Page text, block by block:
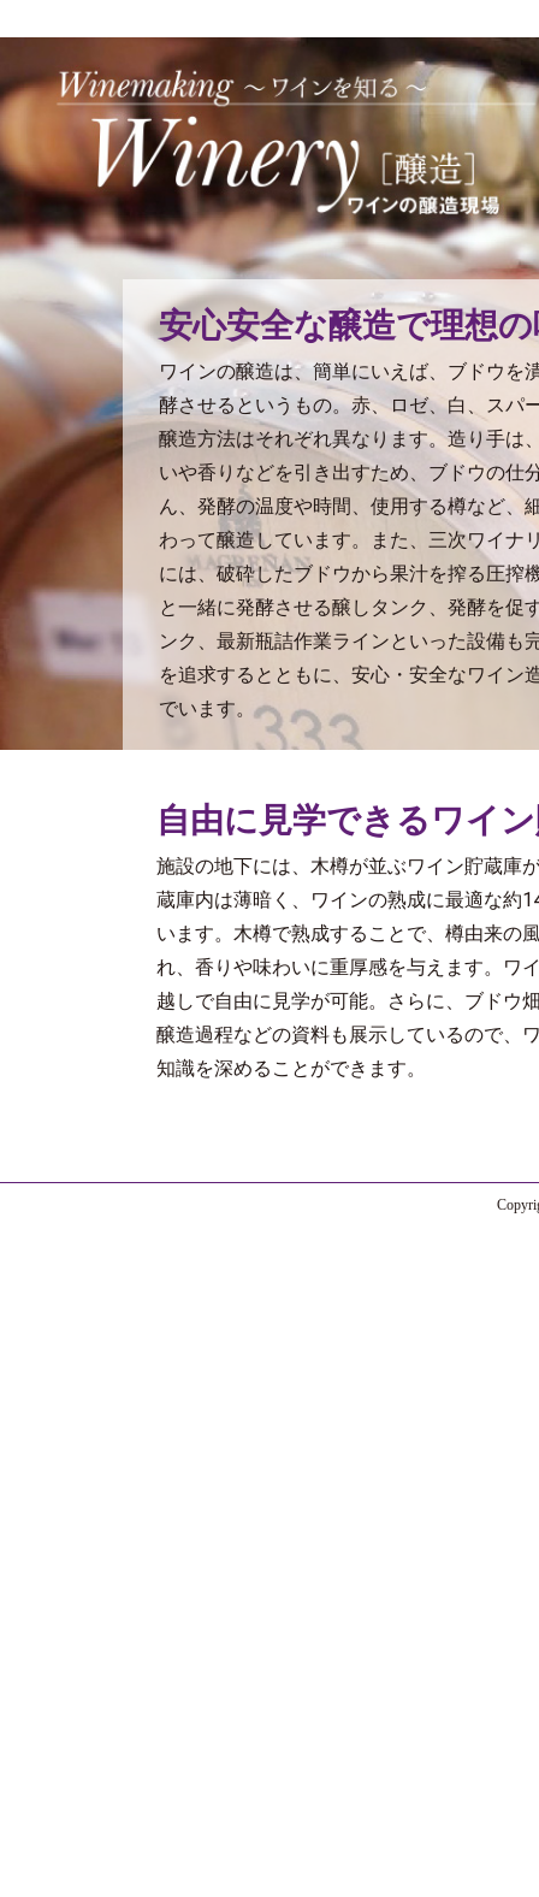
安心安全な醸造で理想
ワインの醸造は、簡単にいえば、ブドウを
酵させるというもの。赤、ロゼ、白、スパ
醸造方法はそれぞれ異なります。造り手は
いや香りなどを引き出すため、ブドウの仕
ん、発酵の温度や時間、使用する樽など、
わって醸造しています。また、三次ワイナ
には、破砕したブドウから果汁を搾る圧搾
と一緒に発酵させる醸しタンク、発酵を促
ンク、最新瓶詰作業ラインといった設備も
を追求するとともに、安心・安全なワイン
でいます。
自由に見学できるワイ
施設の地下には、木樽が並ぶワイン貯蔵庫
蔵庫内は薄暗く、ワインの熟成に最適な約
います。木樽で熟成することで、樽由来の
れ、香りや味わいに重厚感を与えます。ワ
越しで自由に見学が可能。さらに、ブドウ
醸造過程などの資料も展示しているので、
知識を深めることができます。